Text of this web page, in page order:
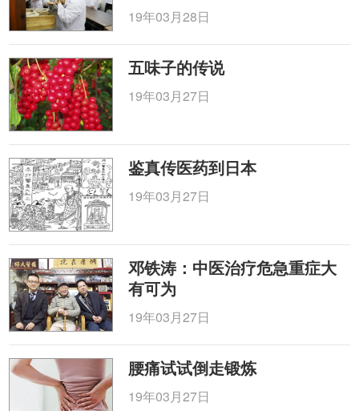
19年03月28日
五味子的传说
19年03月27日
鉴真传医药到日本
19年03月27日
邓铁涛：中医治疗危急重症大
有可为
19年03月27日
腰痛试试倒走锻炼
19年03月27日